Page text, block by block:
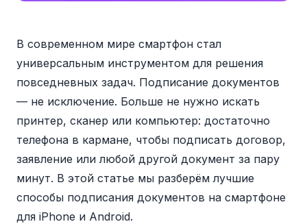
В современном мире смартфон стал
универсальным инструментом для решения
повседневных задач. Подписание документов
— не исключение. Больше не нужно искать
принтер, сканер или компьютер: достаточно
телефона в кармане, чтобы подписать договор,
заявление или любой другой документ за пару
минут. В этой статье мы разберём лучшие
способы подписания документов на смартфоне
для iPhone и Android.